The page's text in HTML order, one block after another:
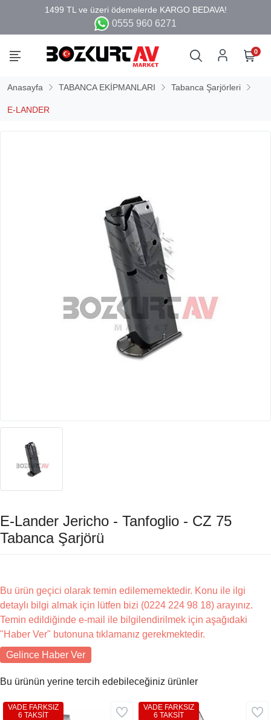
0555 960 6271
0
Anasayfa TABANCA EKİPMANLARI Tabanca Şarjörleri
E-LANDER
E-Lander Jericho - Tanfoglio - CZ 75
Tabanca Şarjörü
Bu ürün geçici olarak temin edilememektedir. Konu ile ilgi
detaylı bilgi almak için lütfen bizi (0224 224 98 18) arayınız.
Temin edildiğinde e-mail ile bilgilendirilmek için aşağıdaki
"Haber Ver" butonuna tıklamanız gerekmektedir.
Gelince Haber Ver
Bu ürünün yerine tercih edebileceğiniz ürünler
VADE FARKSIZ
6 TAKSİT
VADE FARKSIZ
6 TAKSİT